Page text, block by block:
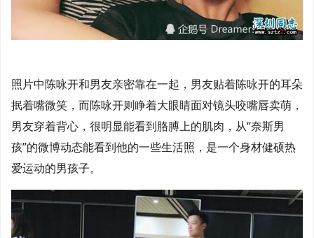
照片中陈咏开和男友亲密靠在一起，男友贴着陈咏开的耳朵
抿着嘴微笑，而陈咏开则睁着大眼睛面对镜头咬嘴唇卖萌，
男友穿着背心，很明显能看到胳膊上的肌肉，从“奈斯男
孩”的微博动态能看到他的一些生活照，是一个身材健硕热
爱运动的男孩子。